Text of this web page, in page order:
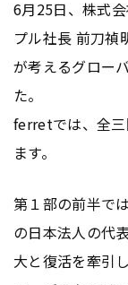
6月25日、株式
プル社長 前刀
が考えるグロー
た。
ferretでは、全三
ます。
第１部の前半で
の日本法人の代
大と復活を牽引